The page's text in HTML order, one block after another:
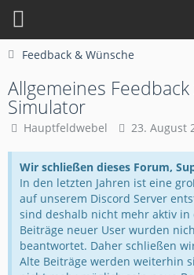
Feedback & Wünsche
Allgemeines
Simulator
Hauptfeldwebel 23. August
Wir schließen dieses Forum,
In den letzten Jahren ist eine
auf unserem Discord Server
sind deshalb nicht mehr aktiv in
Beiträge neuer User wurden
beantwortet. Daher schließen
Alte Beiträge werden weiterhin